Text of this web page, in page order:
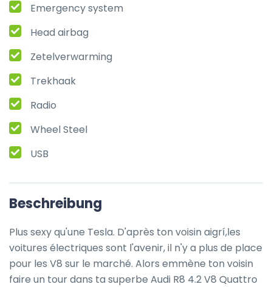
Emergency system
Head airbag
Zetelverwarming
Trekhaak
Radio
Wheel Steel
USB
Beschreibung
Plus sexy qu'une Tesla. D'après ton voisin aigrí,les
voitures électriques sont l'avenir, il n'y a plus de place
pour les V8 sur le marché. Alors emmène ton voisin
faire un tour dans ta superbe Audi R8 4.2 V8 Quattro